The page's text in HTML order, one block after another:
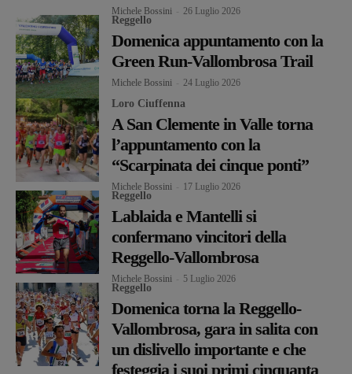
Michele Bossini 26 Luglio 2026
Reggello
Domenica appuntamento con la
Green Run-Vallombrosa Trail
Michele Bossini 24 Luglio 2026
Loro Ciuffenna
A San Clemente in Valle torna
l’appuntamento con la
“Scarpinata dei cinque ponti”
Michele Bossini 17 Luglio 2026
Reggello
Lablaida e Mantelli si
confermano vincitori della
Reggello-Vallombrosa
Michele Bossini 5 Luglio 2026
Reggello
Domenica torna la Reggello-
Vallombrosa, gara in salita con
un dislivello importante e che
festeggia i suoi primi cinquanta